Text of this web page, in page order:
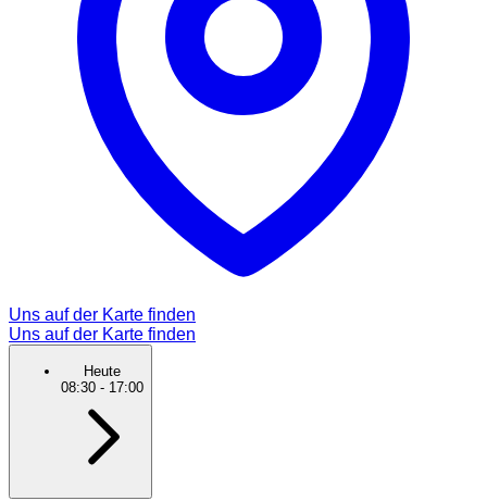
Uns auf der Karte finden
Uns auf der Karte finden
Heute
08:30 - 17:00